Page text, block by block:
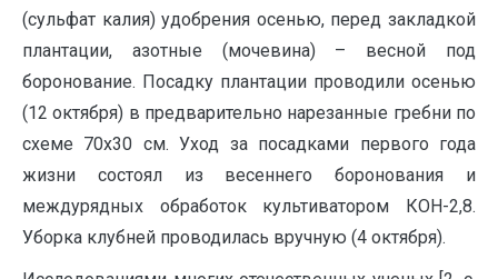
(сульфат калия) удобрения осенью, перед закладкой
плантации, азотные (мочевина) – весной под
боронование. Посадку плантации проводили осенью
(12 октября) в предварительно нарезанные гребни по
схеме 70х30 см. Уход за посадками первого года
жизни состоял из весеннего боронования и
междурядных обработок культиватором КОН-2,8.
Уборка клубней проводилась вручную (4 октября).